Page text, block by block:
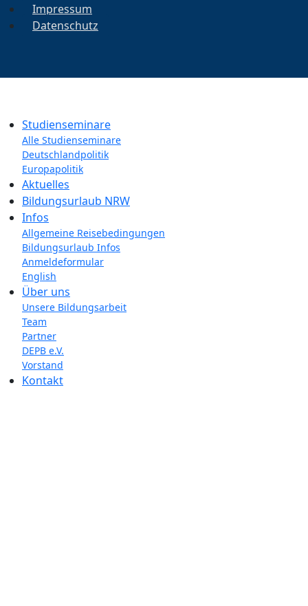
Impressum
Datenschutz
Studienseminare
Alle Studienseminare
Deutschlandpolitik
Europapolitik
Aktuelles
Bildungsurlaub NRW
Infos
Allgemeine Reisebedingungen
Bildungsurlaub Infos
Anmeldeformular
English
Über uns
Unsere Bildungsarbeit
Team
Partner
DEPB e.V.
Vorstand
Kontakt